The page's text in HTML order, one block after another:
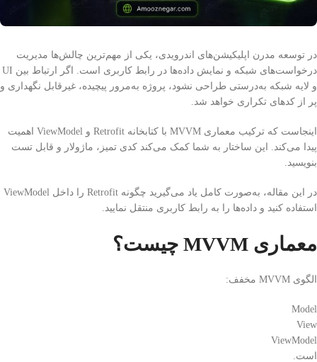
در توسعه مدرن اپلیکیشن‌های اندرویدی، یکی از مهم‌ترین چالش‌ها مدیریت
درخواست‌های شبکه و نمایش داده‌ها در رابط کاربری است. اگر ارتباط بین UI
و لایه شبکه به‌درستی طراحی نشود، پروژه به‌مرور پیچیده، غیرقابل نگهداری و
پر از کدهای تکراری خواهد شد.
اینجاست که ترکیب معماری MVVM با کتابخانه Retrofit
و ViewModel اهمیت
پیدا می‌کند. این ساختار به شما کمک می‌کند کدی تمیز، ماژولار و قابل تست
بنویسید.
در این مقاله، به‌صورت کامل یاد می‌گیرید چگونه Retrofit را داخل ViewModel
استفاده کنید و داده‌ها را به رابط کاربری منتقل نمایید.
معماری MVVM چیست؟
الگوی MVVM مخفف:
Model
View
ViewModel
است.